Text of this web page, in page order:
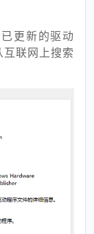
更新的驱动
联网上搜索